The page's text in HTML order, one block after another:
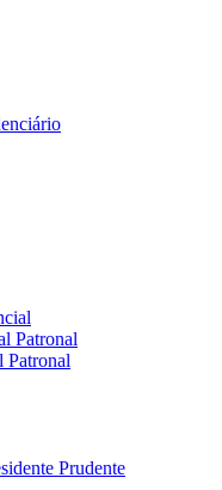
Patronal
Patronal
Prudente